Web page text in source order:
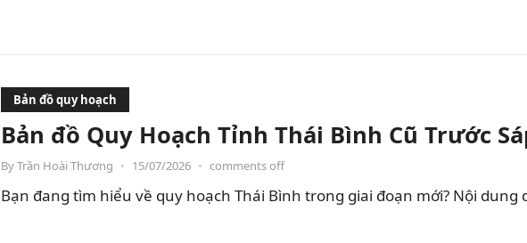
Bản đồ quy hoạch
Bản đồ Quy Hoạch Tỉnh Thái Bình Cũ Trước
ByTrần Hoài Thương • 15/07/2026 • comments off
Bạn đang tìm hiểu về quy hoạch Thái Bình trong giai đoạn mới? Nội